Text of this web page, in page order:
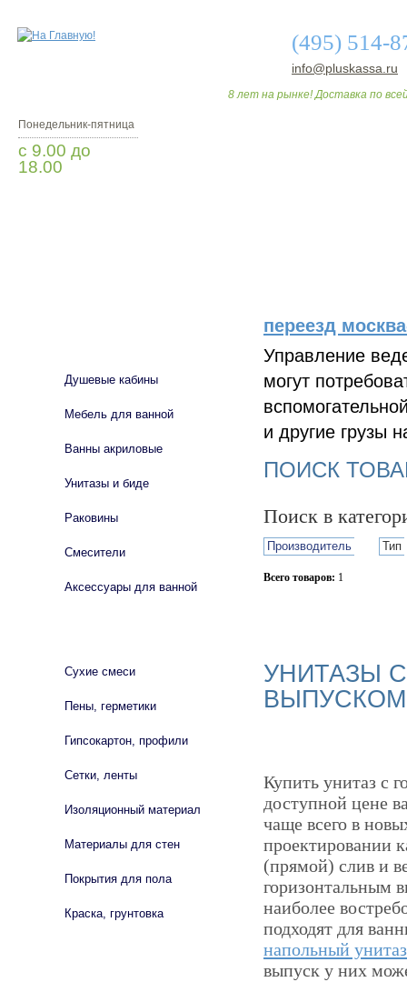
(495) 514-
info@pluskassa.ru
8 лет на рынке! Доставка по
Понедельник-пятница
с 9.00 до
18.00
переезд
Управление
могут
и другие грузы
ПОИСК
Поиск в
Производитель Тип
Всего товаров: 1
УНИТАЗЫ
Купить унитаз с
доступной цене
чаще всего в
проектировании
(прямой) слив и
горизонтальным
наиболее
подходят для
напольный унитаз
выпуск у них
Душевые кабины
Мебель для ванной
Ванны акриловые
Унитазы и биде
Раковины
Смесители
Аксессуары для ванной
Сухие смеси
Пены, герметики
Гипсокартон, профили
Сетки, ленты
Изоляционный материал
Материалы для стен
Покрытия для пола
Краска, грунтовка